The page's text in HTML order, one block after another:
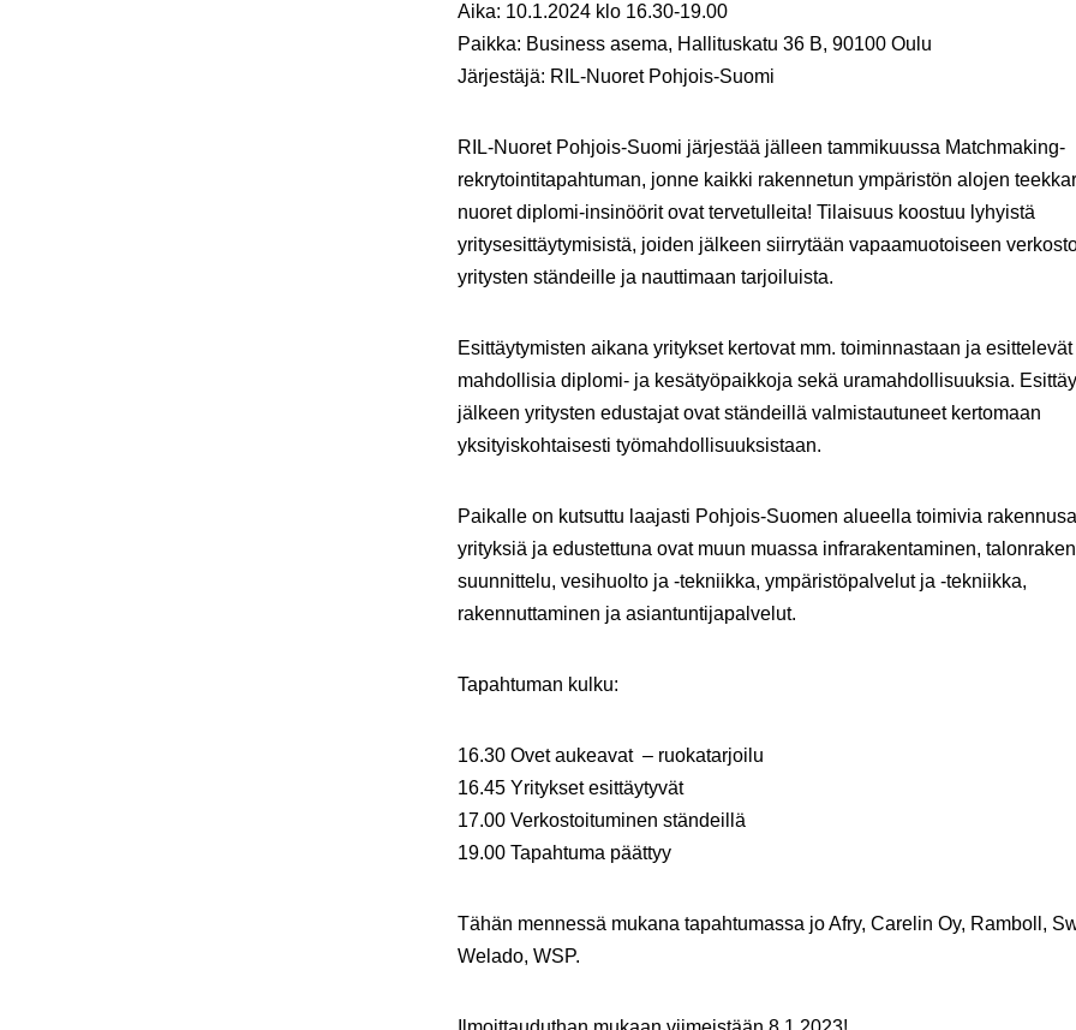
Aika: 10.1.2024 klo 16.30-19.00
Paikka: Business asema, Hallituskatu 36 B, 90100 Oulu
Järjestäjä: RIL-Nuoret Pohjois-Suomi
RIL-Nuoret Pohjois-Suomi järjestää jälleen tammikuussa Matchmaking-
rekrytointitapahtuman, jonne kaikki rakennetun ympäristön alojen
nuoret diplomi-insinöörit ovat tervetulleita! Tilaisuus koostuu lyhyistä
yritysesittäytymisistä, joiden jälkeen siirrytään vapaamuotoiseen
yritysten ständeille ja nauttimaan tarjoiluista.
Esittäytymisten aikana yritykset kertovat mm. toiminnastaan ja esittelevät
mahdollisia diplomi- ja kesätyöpaikkoja sekä uramahdollisuuksia.
jälkeen yritysten edustajat ovat ständeillä valmistautuneet kertomaan
yksityiskohtaisesti työmahdollisuuksistaan.
Paikalle on kutsuttu laajasti Pohjois-Suomen alueella toimivia
yrityksiä ja edustettuna ovat muun muassa infrarakentaminen,
suunnittelu, vesihuolto ja -tekniikka, ympäristöpalvelut ja -tekniikka,
rakennuttaminen ja asiantuntijapalvelut.
Tapahtuman kulku:
16.30 Ovet aukeavat – ruokatarjoilu
16.45 Yritykset esittäytyvät
17.00 Verkostoituminen ständeillä
19.00 Tapahtuma päättyy
Tähän mennessä mukana tapahtumassa jo Afry, Carelin Oy, Ramboll,
Welado, WSP.